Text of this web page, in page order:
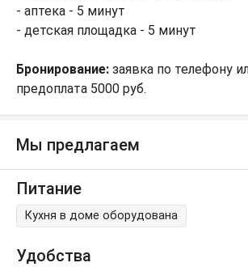
- аптека - 5 минут
- детская площадка - 5 минут
Бронирование: заявка по телефону
предоплата 5000 руб.
Мы предлагаем
Питание
Кухня в доме оборудована
Удобства